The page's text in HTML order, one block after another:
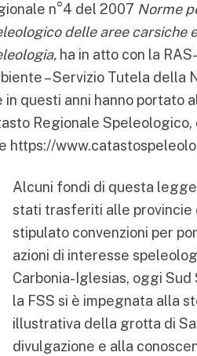
n°4 del 2007 Norme
delle aree carsiche
ha in atto con la
– Servizio Tutela della
in questi anni hanno portato
Regionale
https://
Alcuni fondi di questa
stati trasferiti alle provincie
stipulato convenzioni per
azioni di interesse
Carbonia-Iglesias, oggi
la FSS si è impegnata alla
illustrativa della grotta di
divulgazione e alla